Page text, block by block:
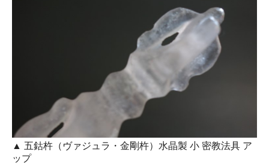
▲ 五鈷杵（ヴァジュラ・金剛杵）水晶製 小 密教法具 ア
ップ